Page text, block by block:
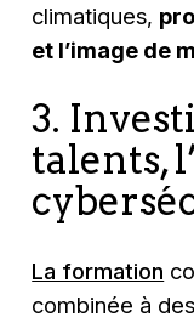
climatiques,
et l’image de
3.
talents,
La formation
combinée à